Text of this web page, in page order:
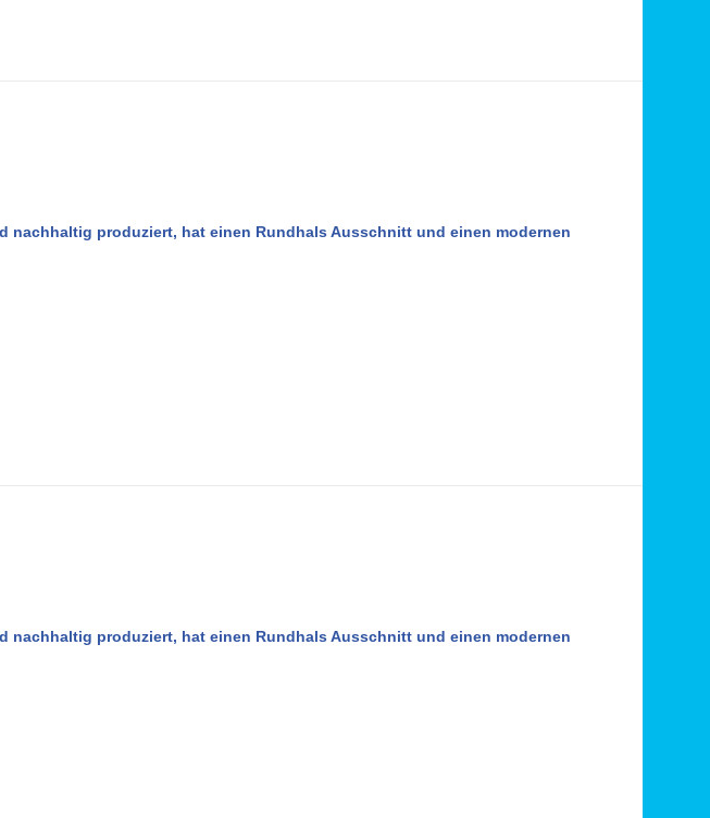
nachhaltig produziert, hat einen Rundhals Ausschnitt und einen modernen
nachhaltig produziert, hat einen Rundhals Ausschnitt und einen modernen